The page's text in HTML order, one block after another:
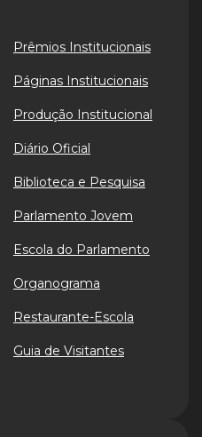
Prêmios Institucionais
Páginas Institucionais
Produção Institucional
Diário Oficial
Biblioteca e Pesquisa
Parlamento Jovem
Escola do Parlamento
Organograma
Restaurante-Escola
Guia de Visitantes